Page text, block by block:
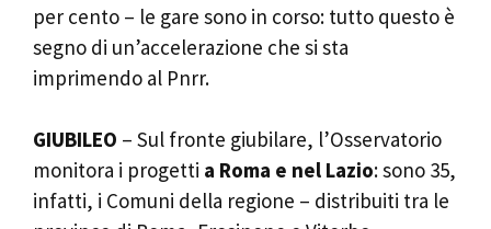
per cento – le gare sono in corso: tutto questo è
segno di un’accelerazione che si sta
imprimendo al Pnrr.
GIUBILEO – Sul fronte giubilare, l’Osservatorio
monitora i progetti a Roma e nel Lazio: sono 35,
infatti, i Comuni della regione – distribuiti tra le